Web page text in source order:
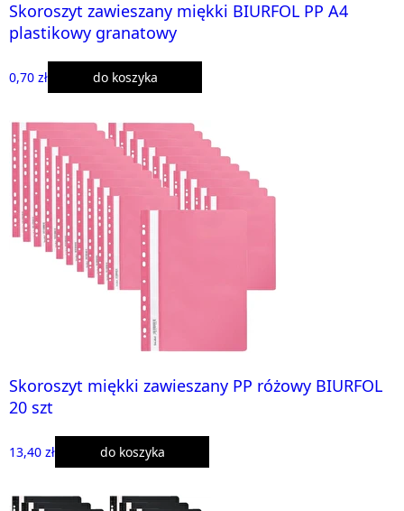
Skoroszyt zawieszany miękki BIURFOL PP A4
plastikowy granatowy
0,70 zł do koszyka
Skoroszyt miękki zawieszany PP różowy BIURFOL
20 szt
13,40 zł do koszyka